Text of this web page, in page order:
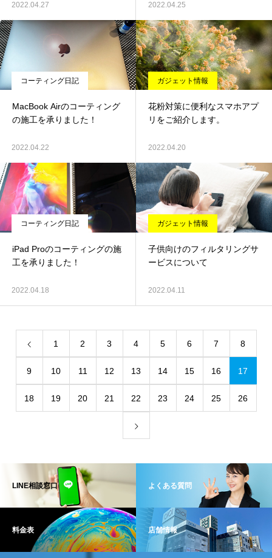
2022.04.27 2022.04.25
コーティング日記
MacBook Airのコーティング
の施工を承りました！
2022.04.22
ガジェット情報
花粉対策に便利なスマホアプ
リをご紹介します。
2022.04.20
コーティング日記
iPad Proのコーティングの施
工を承りました！
2022.04.18
ガジェット情報
子供向けのフィルタリングサ
ービスについて
2022.04.11
1 2 3 4 5 6 7 8
9 10 11 12 13 14 15 16 17
18 19 20 21 22 23 24 25 26
LINE相談窓口 よくある質問
料金表 店舗情報